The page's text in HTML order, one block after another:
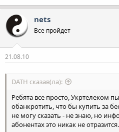
nets
Все пройдет
21.08.10
DATH сказав(ла):
Ребята все просто, Укртелеком
обанкротить, что бы купить за
не могу сказать - не знаю, но
абонентах это никак не отразится.